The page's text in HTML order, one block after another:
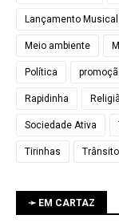
Lançamento Musical
Meio ambiente
Política
Rapidinha
Sociedade Ativa
Tirinhas Trânsito
➛ EM CARTAZ